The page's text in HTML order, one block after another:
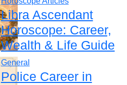
Libra Ascendant
Horoscope: Career,
Wealth & Life Guide
General
Police Career in